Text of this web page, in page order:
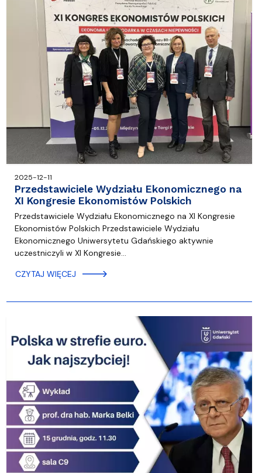
2025-12-11
Przedstawiciele Wydziału Ekonomicznego na
XI Kongresie Ekonomistów Polskich
Przedstawiciele Wydziału Ekonomicznego na XI Kongresie
Ekonomistów Polskich Przedstawiciele Wydziału
Ekonomicznego Uniwersytetu Gdańskiego aktywnie
uczestniczyli w XI Kongresie…
CZYTAJ WIĘCEJ